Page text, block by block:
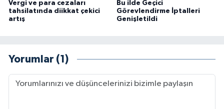
Vergi ve para cezaları
tahsilatında diikkat çekici
artış
Bu ilde Geçici
Görevlendirme İptalleri
Genişletildi
Yorumlar (1)